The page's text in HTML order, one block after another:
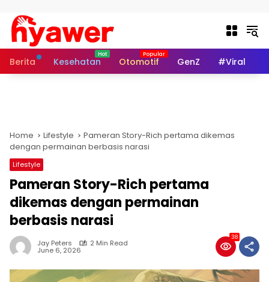
Berita Kesehatan Otomotif GenZ #Viral
Home Lifestyle
Pameran Story-Rich pertama dikemas
dengan permainan berbasis narasi
Lifestyle
Pameran Story-Rich pertama
dikemas dengan permainan
berbasis narasi
Jay Peters 2 Min Read
June 6, 2026
38